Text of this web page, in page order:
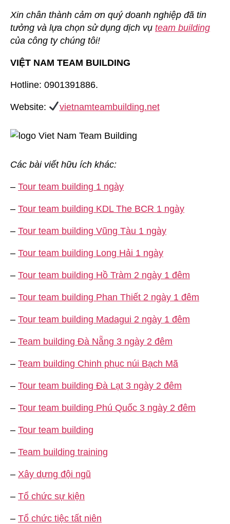
Xin chân thành cảm ơn quý doanh nghiệp đã tin
tưởng và lựa chọn sử dụng dịch vụ team building
của công ty chúng tôi!
VIỆT NAM TEAM BUILDING
Hotline: 0901391886.
Website: vietnamteambuilding.net
Các bài viết hữu ích khác:
– Tour team building 1 ngày
– Tour team building KDL The BCR 1 ngày
– Tour team building Vũng Tàu 1 ngày
– Tour team building Long Hải 1 ngày
– Tour team building Hồ Tràm 2 ngày 1 đêm
– Tour team building Phan Thiết 2 ngày 1 đêm
– Tour team building Madagui 2 ngày 1 đêm
– Team building Đà Nẵng 3 ngày 2 đêm
– Team building Chinh phục núi Bạch Mã
– Tour team building Đà Lạt 3 ngày 2 đêm
– Tour team building Phú Quốc 3 ngày 2 đêm
– Tour team building
– Team building training
– Xây dựng đội ngũ
– Tổ chức sự kiện
– Tổ chức tiệc tất niên